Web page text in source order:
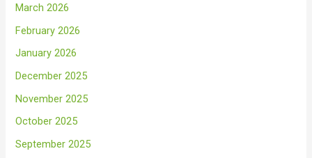
March 2026
February 2026
January 2026
December 2025
November 2025
October 2025
September 2025